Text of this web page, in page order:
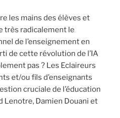
les mains des élèves et
très radicalement le
de l’enseignement en
de cette révolution de l’IA
pas ? Les Eclaireurs
et/ou fils d’enseignants
cruciale de l’éducation
Lenotre, Damien Douani et